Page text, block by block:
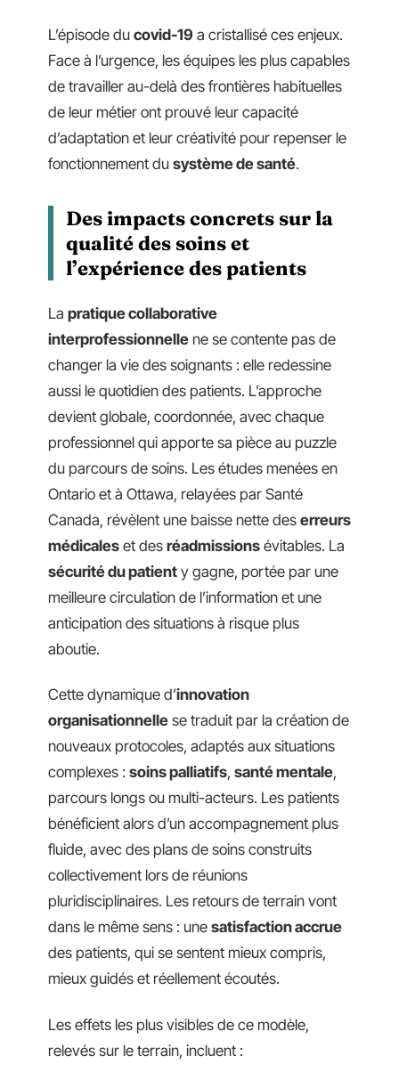
L’épisode du covid-19 a cristallisé ces enjeux.
Face à l’urgence, les équipes les plus capables
de travailler au-delà des frontières habituelles
de leur métier ont prouvé leur capacité
d’adaptation et leur créativité pour repenser le
fonctionnement du système de santé.
Des impacts concrets sur la
qualité des soins et
l’expérience des patients
La pratique collaborative
interprofessionnelle ne se contente pas de
changer la vie des soignants : elle redessine
aussi le quotidien des patients. L’approche
devient globale, coordonnée, avec chaque
professionnel qui apporte sa pièce au puzzle
du parcours de soins. Les études menées en
Ontario et à Ottawa, relayées par Santé
Canada, révèlent une baisse nette des erreurs
médicales et des réadmissions évitables. La
sécurité du patient y gagne, portée par une
meilleure circulation de l’information et une
anticipation des situations à risque plus
aboutie.
Cette dynamique d’innovation
organisationnelle se traduit par la création de
nouveaux protocoles, adaptés aux situations
complexes : soins palliatifs, santé mentale,
parcours longs ou multi-acteurs. Les patients
bénéficient alors d’un accompagnement plus
fluide, avec des plans de soins construits
collectivement lors de réunions
pluridisciplinaires. Les retours de terrain vont
dans le même sens : une satisfaction accrue
des patients, qui se sentent mieux compris,
mieux guidés et réellement écoutés.
Les effets les plus visibles de ce modèle,
relevés sur le terrain, incluent :